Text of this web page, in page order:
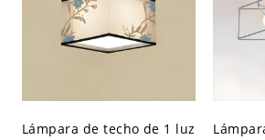
Lámpara de techo de 1 luz